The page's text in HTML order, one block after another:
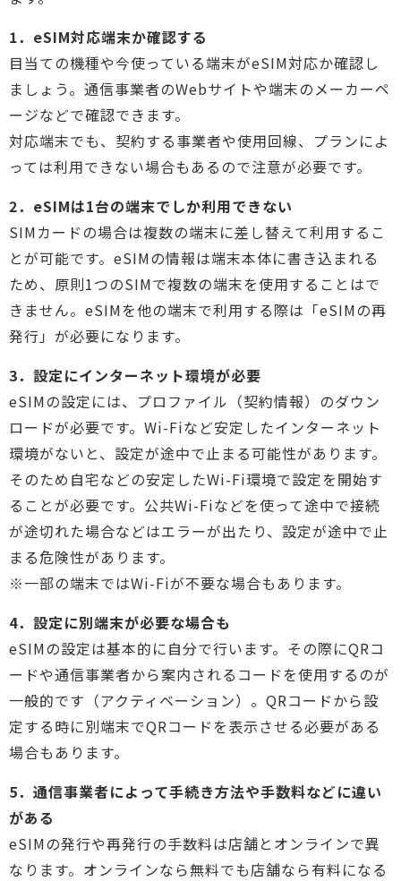
1．eSIM対応端末か確認する
目当ての機種や今使っている端末がeSIM対応か確認し
ましょう。通信事業者のWebサイトや端末のメーカーペ
ージなどで確認できます。
対応端末でも、契約する事業者や使用回線、プランによ
っては利用できない場合もあるので注意が必要です。
2．eSIMは1台の端末でしか利用できない
SIMカードの場合は複数の端末に差し替えて利用するこ
とが可能です。eSIMの情報は端末本体に書き込まれる
ため、原則1つのSIMで複数の端末を使用することはで
きません。eSIMを他の端末で利用する際は「eSIMの再
発行」が必要になります。
3．設定にインターネット環境が必要
eSIMの設定には、プロファイル（契約情報）のダウン
ロードが必要です。Wi-Fiなど安定したインターネット
環境がないと、設定が途中で止まる可能性があります。
そのため自宅などの安定したWi-Fi環境で設定を開始す
ることが必要です。公共Wi-Fiなどを使って途中で接続
が途切れた場合などはエラーが出たり、設定が途中で止
まる危険性があります。
※一部の端末ではWi-Fiが不要な場合もあります。
4．設定に別端末が必要な場合も
eSIMの設定は基本的に自分で行います。その際にQRコ
ードや通信事業者から案内されるコードを使用するのが
一般的です（アクティベーション）。QRコードから設
定する時に別端末でQRコードを表示させる必要がある
場合もあります。
5．通信事業者によって手続き方法や手数料などに違い
がある
eSIMの発行や再発行の手数料は店舗とオンラインで異
なります。オンラインなら無料でも店舗なら有料になる